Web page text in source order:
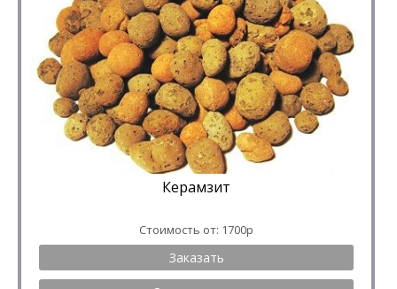
Керамзит
Стоимость от: 1700р
Заказать